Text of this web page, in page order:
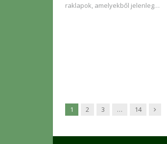
raklapok, amelyekből jelenleg…
1 2 3 … 14